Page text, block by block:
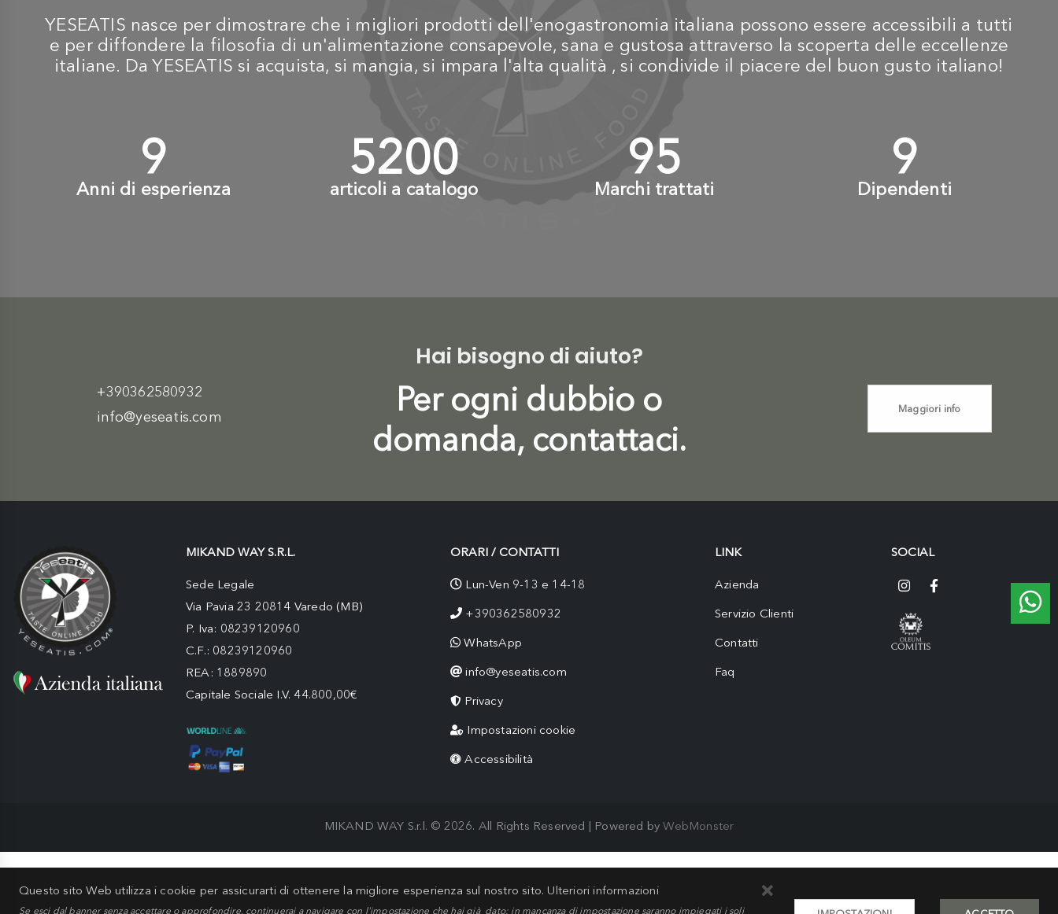
YESEATIS nasce per dimostrare che i migliori prodotti dell'enogastronomia italiana possono essere accessibili a tutti
e per diffondere la filosofia di un'alimentazione consapevole, sana e gustosa attraverso la scoperta delle eccellenze
italiane. Da YESEATIS si acquista, si mangia, si impara l'alta qualità , si condivide il piacere del buon gusto italiano!
10+
Anni di esperienza
6000+
articoli a catalogo
110+
Marchi trattati
10+
Dipendenti
+390362580932
info@yeseatis.com
Hai bisogno di aiuto?
Per ogni dubbio o
domanda, contattaci.
Maggiori info
MIKAND WAY S.R.L.
Sede Legale
Via Pavia 23 20814 Varedo (MB)
P. Iva: 08239120960
C.F.: 08239120960
REA: 1889890
Capitale Sociale I.V. 44.800,00€
ORARI / CONTATTI
Lun-Ven 9-13 e 14-18
+390362580932
WhatsApp
info@yeseatis.com
Privacy
Impostazioni cookie
Accessibilità
LINK
Azienda
Servizio Clienti
Contatti
Faq
SOCIAL
MIKAND WAY S.r.l. © 2026. All Rights Reserved | Powered byWebMonster
Questo sito Web utilizza i cookie per assicurarti di ottenere la migliore esperienza sul nostro sito. Ulteriori informazioni
Se esci dal banner senza accettare o approfondire, continuerai a navigare con l'impostazione che hai già dato; in mancanza di impostazione saranno impiegati i soli